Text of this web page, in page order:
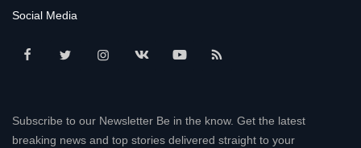
Social Media
Subscribe to our Newsletter Be in the know. Get the latest
breaking news and top stories delivered straight to your